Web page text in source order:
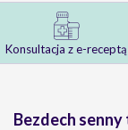
Konsultacja z e-receptą
Bezdech